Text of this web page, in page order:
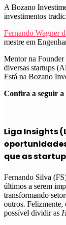
A Bozano
investimentos
Fernando Wagner
mestre em
Mentor na
diversas startups
Está na Bozano
Confira a seguir
Liga Insights
que as
Fernando Silva
últimos a serem
transformando
outros. Felizmente,
possível dividir as